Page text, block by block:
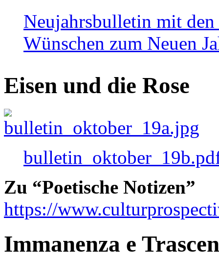
Neujahrsbulletin mit den
Wünschen zum Neuen
Eisen und die Rose
Zu “Poetische Notizen”
https://
Immanenza e